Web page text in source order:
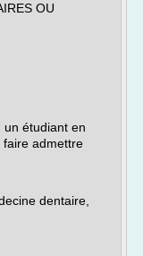
OU
un étudiant en
faire admettre
dentaire,